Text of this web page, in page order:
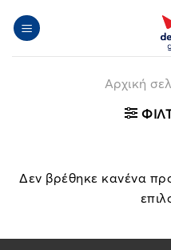
στο
Αρχική
Δεν βρέθηκε κανένα